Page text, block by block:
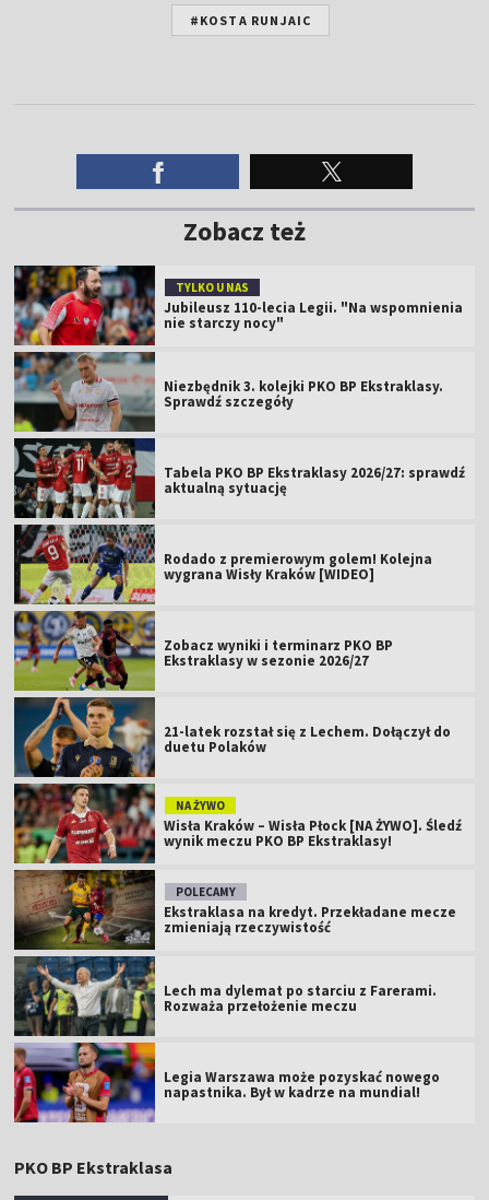
#KOSTA RUNJAIC
Zobacz też
TYLKO U NAS
Jubileusz 110-lecia Legii. "Na wspomnienia
nie starczy nocy"
Niezbędnik 3. kolejki PKO BP Ekstraklasy.
Sprawdź szczegóły
Tabela PKO BP Ekstraklasy 2026/27: sprawdź
aktualną sytuację
Rodado z premierowym golem! Kolejna
wygrana Wisły Kraków [WIDEO]
Zobacz wyniki i terminarz PKO BP
Ekstraklasy w sezonie 2026/27
21-latek rozstał się z Lechem. Dołączył do
duetu Polaków
NA ŻYWO
Wisła Kraków – Wisła Płock [NA ŻYWO]. Śledź
wynik meczu PKO BP Ekstraklasy!
POLECAMY
Ekstraklasa na kredyt. Przekładane mecze
zmieniają rzeczywistość
Lech ma dylemat po starciu z Farerami.
Rozważa przełożenie meczu
Legia Warszawa może pozyskać nowego
napastnika. Był w kadrze na mundial!
PKO BP Ekstraklasa